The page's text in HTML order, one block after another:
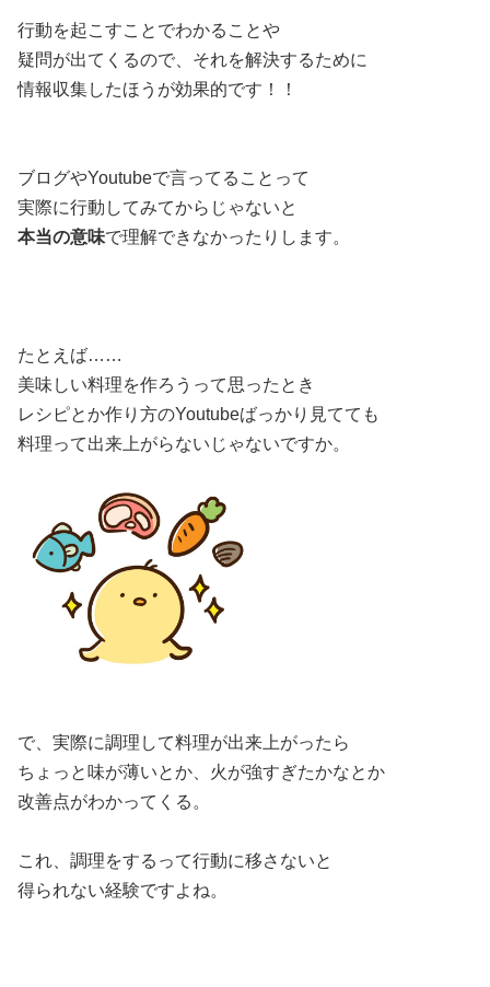
行動を起こすことでわかることや
疑問が出てくるので、それを解決するために
情報収集したほうが効果的です！！
ブログやYoutubeで言ってることって
実際に行動してみてからじゃないと
本当の意味で理解できなかったりします。
たとえば……
美味しい料理を作ろうって思ったとき
レシピとか作り方のYoutubeばっかり見てても
料理って出来上がらないじゃないですか。
で、実際に調理して料理が出来上がったら
ちょっと味が薄いとか、火が強すぎたかなとか
改善点がわかってくる。
これ、調理をするって行動に移さないと
得られない経験ですよね。